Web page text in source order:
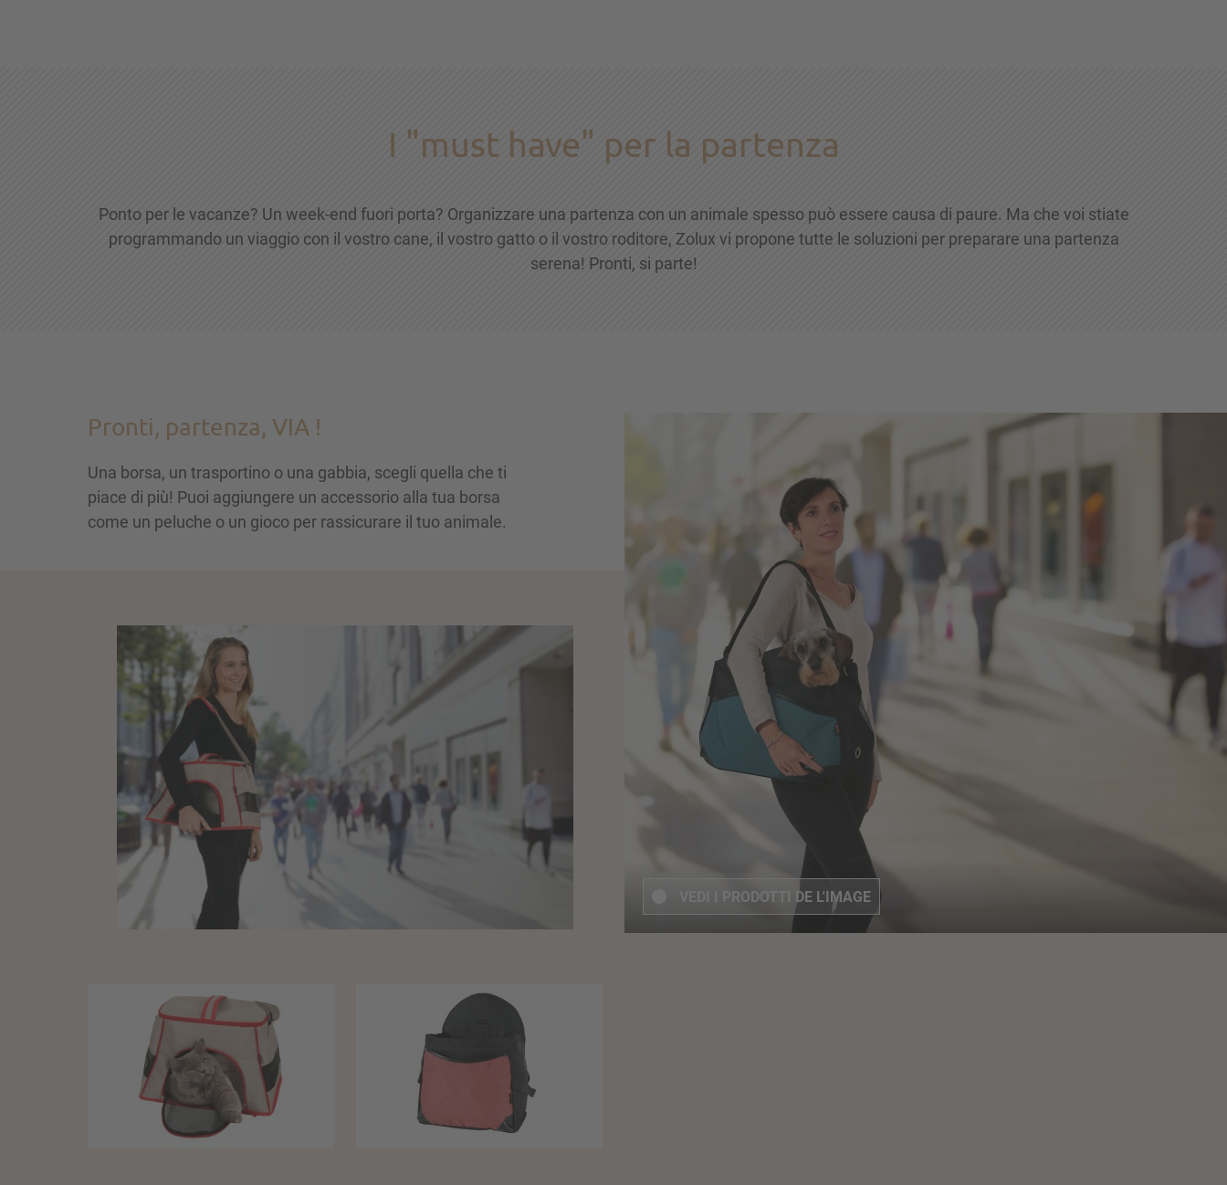
I "must have" per la partenza
Ponto per le vacanze? Un week-end fuori porta? Organizzare una partenza con un animale spesso può essere causa di paure. Ma che voi stiate
programmando un viaggio con il vostro cane, il vostro gatto o il vostro roditore, Zolux vi propone tutte le soluzioni per preparare una partenza
serena! Pronti, si parte!
Pronti, partenza, VIA !
Una borsa, un trasportino o una gabbia, scegli quella che ti
piace di più! Puoi aggiungere un accessorio alla tua borsa
come un peluche o un gioco per rassicurare il tuo animale.
VEDI I PRODOTTI DE L'IMAGE